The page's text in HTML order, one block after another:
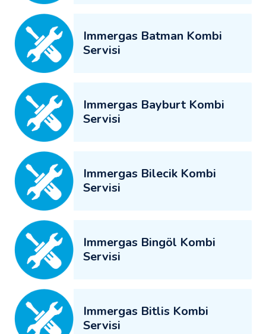
Immergas Batman Kombi
Servisi
Immergas Bayburt Kombi
Servisi
Immergas Bilecik Kombi
Servisi
Immergas Bingöl Kombi
Servisi
Immergas Bitlis Kombi
Servisi